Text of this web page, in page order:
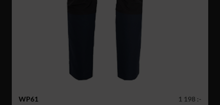
WP61
1 198 :-